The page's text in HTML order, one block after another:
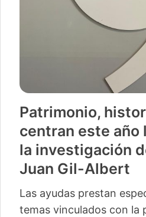
Patrimonio,
centran este año
la investigación
Juan Gil-Albert
Las ayudas prestan
temas vinculados con la